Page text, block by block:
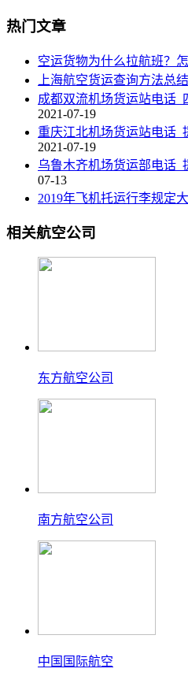
热门文章
空运货物为什么拉航班？
上海航空货运查询方法总结
成都双流机场货运站电话
2021-07-19
重庆江北机场货运站电话_
2021-07-19
乌鲁木齐机场货运部电话_
07-13
2019年飞机托运行李规定
相关航空公司
东方航空公司
南方航空公司
中国国际航空